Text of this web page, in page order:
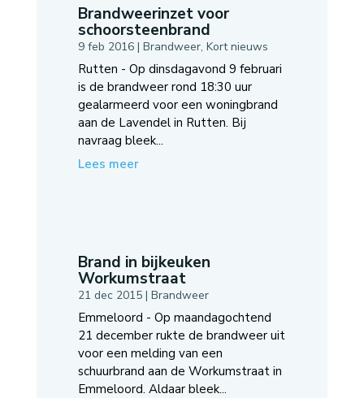
Brandweerinzet voor
schoorsteenbrand
9 feb 2016| Brandweer, Kort nieuws
Rutten - Op dinsdagavond 9 februari
is de brandweer rond 18:30 uur
gealarmeerd voor een woningbrand
aan de Lavendel in Rutten. Bij
navraag bleek...
Lees meer
Brand in bijkeuken
Workumstraat
21 dec 2015| Brandweer
Emmeloord - Op maandagochtend
21 december rukte de brandweer uit
voor een melding van een
schuurbrand aan de Workumstraat in
Emmeloord. Aldaar bleek...